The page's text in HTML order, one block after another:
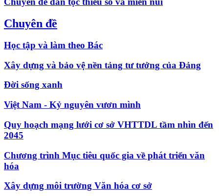
Chuyên đề
Học tập và làm theo Bác
Xây dựng và bảo vệ nền tảng tư tưởng của Đảng
Đời sống xanh
Việt Nam - Kỷ nguyên vươn mình
Quy hoạch mạng lưới cơ sở VHTTDL tầm nhìn đến
2045
Chương trình Mục tiêu quốc gia về phát triển văn
hóa
Xây dựng môi trường Văn hóa cơ sở